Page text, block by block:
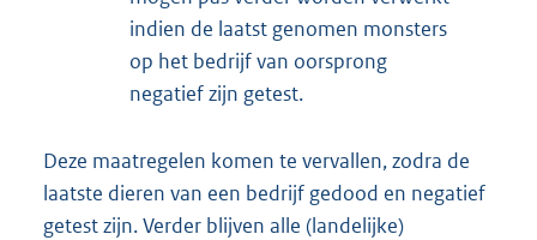
indien de laatst genomen monsters
op het bedrijf van oorsprong
negatief zijn getest.
Deze maatregelen komen te vervallen, zodra de
laatste dieren van een bedrijf gedood en negatief
getest zijn. Verder blijven alle (landelijke)